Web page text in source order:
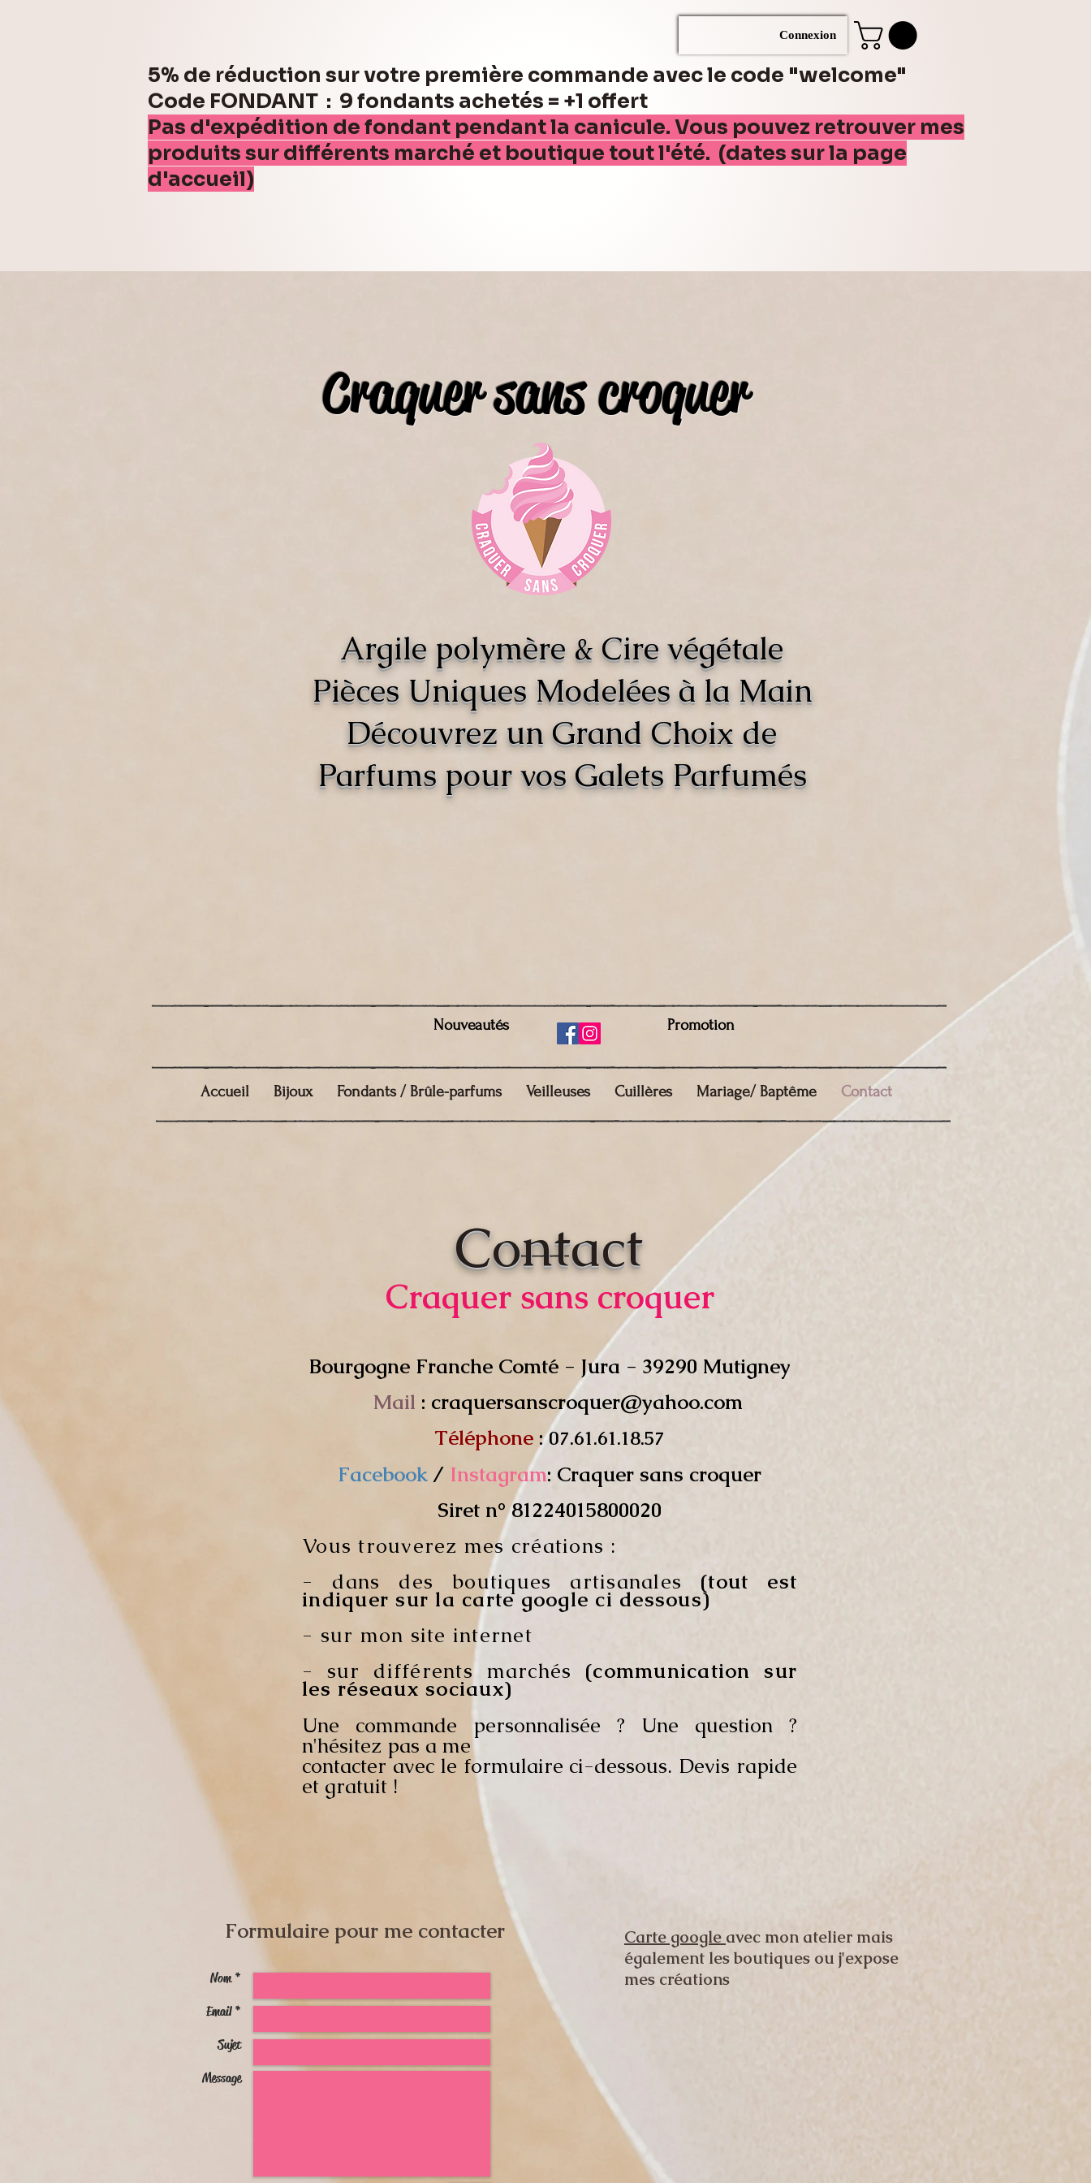
Connexion
5% de réduction sur votre première commande avec le code "welcome"
Code FONDANT : 9 fondants achetés = +1 offert
Pas d'expédition de fondant pendant la canicule. Vous pouvez retrouver mes
produits sur différents marché et boutique tout l'été. (dates sur la page
d'accueil)
Craquer sans croquer
Argile polymère & Cire végétale
Pièces Uniques Modelées à la Main
Découvrez un Grand Choix de
Parfums pour vos Galets Parfumés
Nouveautés Promotion
Accueil Bijoux Fondants / Brûle-parfums Veilleuses Cuillères Mariage/ Baptême Contact
Contact
Craquer sans croquer
Bourgogne Franche Comté - Jura - 39290 Mutigney
Mail : craquersanscroquer@yahoo.com
Téléphone :07.61.61.18.57
Facebook / Instagram: Craquer sans croquer
Siret n° 81224015800020
Vous trouverez mes créations :
- dans des boutiques artisanales (tout est
indiquer sur la carte google ci dessous)
- sur mon site internet
- sur différents marchés (communication sur
les réseaux sociaux)
Une commande personnalisée ? Une question ?
n'hésitez pas a me
contacter avec le formulaire ci-dessous. Devis rapide
et gratuit !
Nom *
Email *
Sujet
Message
Carte google avec mon atelier mais
également les boutiques ou j'expose
mes créations
Formulaire pour me contacter